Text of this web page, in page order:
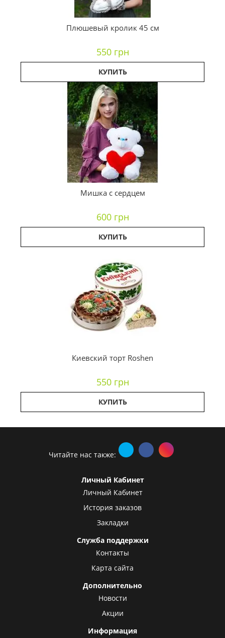
Плюшевый кролик 45 см
550 грн
КУПИТЬ
Мишка с сердцем
600 грн
КУПИТЬ
Киевский торт Roshen
550 грн
КУПИТЬ
Читайте нас также:
Личный Кабинет
Личный Кабинет
История заказов
Закладки
Служба поддержки
Контакты
Карта сайта
Дополнительно
Новости
Акции
Информация